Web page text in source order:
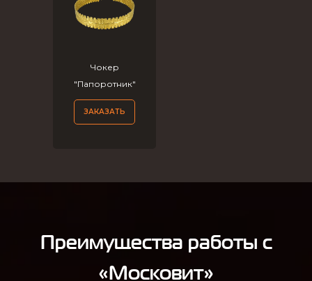
Чокер
"Папоротник"
ЗАКАЗАТЬ
Преимущества работы с
«Московит»